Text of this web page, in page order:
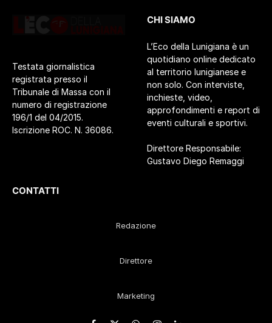
Testata giornalistica
registrata presso il
Tribunale di Massa con il
numero di registrazione
196/1 del 04/2015.
Iscrizione ROC. N. 36086.
CHI SIAMO
L’Eco della Lunigiana è un
quotidiano online dedicato
al territorio lunigianese e
non solo. Con interviste,
inchieste, video,
approfondimenti e report di
eventi culturali e sportivi.
Direttore Responsabile:
Gustavo Diego Remaggi
CONTATTI
Redazione
Direttore
Marketing